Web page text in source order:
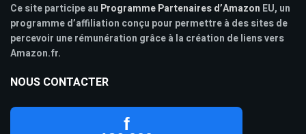
Ce site participe au Programme Partenaires d’Amazon EU, un
programme d’affiliation conçu pour permettre à des sites de
percevoir une rémunération grâce à la création de liens vers
Amazon.fr.
NOUS CONTACTER
f